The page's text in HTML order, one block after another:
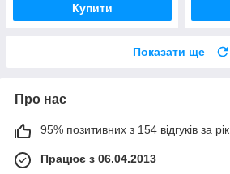
Купити
Показати ще
Про нас
95% позитивних з 154 відгуків за рік
Працює з 06.04.2013